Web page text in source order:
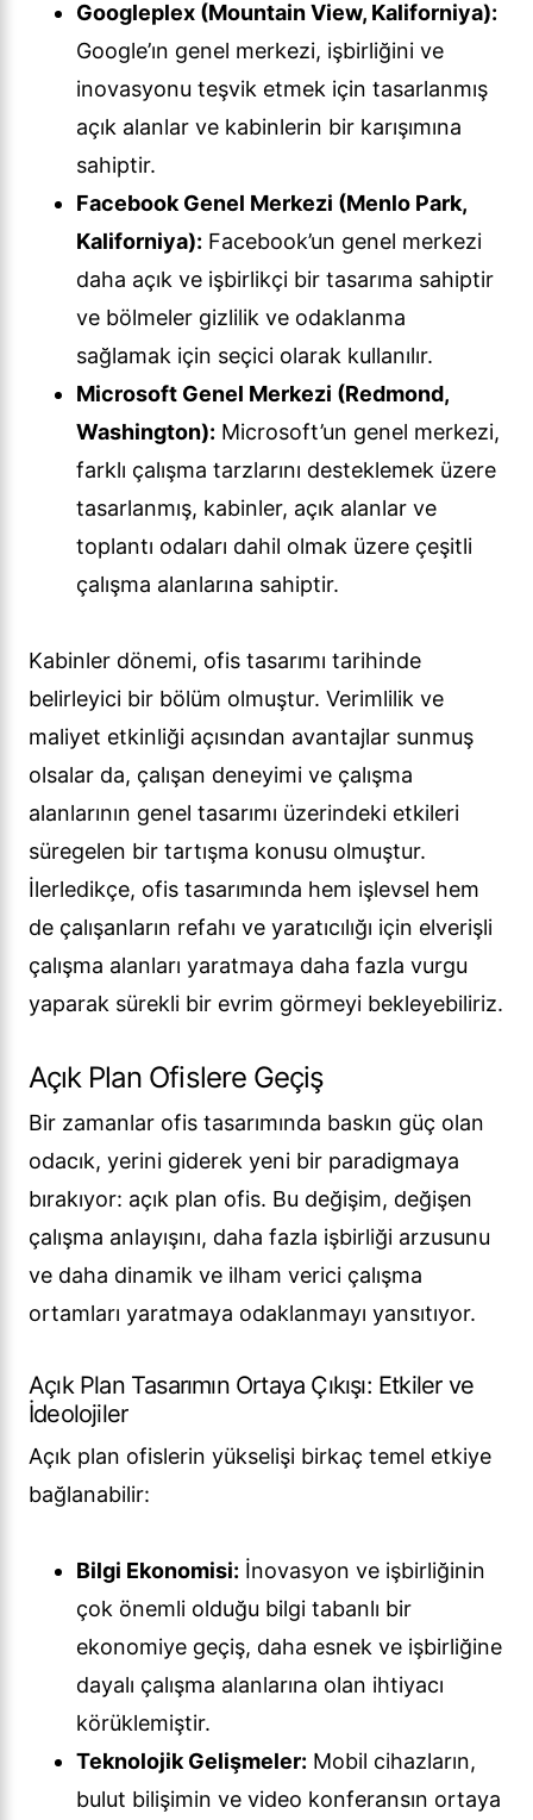
Googleplex (Mountain View, Kaliforniya):
Google’ın genel merkezi, işbirliğini ve
inovasyonu teşvik etmek için tasarlanmış
açık alanlar ve kabinlerin bir karışımına
sahiptir.
Facebook Genel Merkezi (Menlo Park,
Kaliforniya): Facebook’un genel merkezi
daha açık ve işbirlikçi bir tasarıma sahiptir
ve bölmeler gizlilik ve odaklanma
sağlamak için seçici olarak kullanılır.
Microsoft Genel Merkezi (Redmond,
Washington): Microsoft’un genel merkezi,
farklı çalışma tarzlarını desteklemek üzere
tasarlanmış, kabinler, açık alanlar ve
toplantı odaları dahil olmak üzere çeşitli
çalışma alanlarına sahiptir.
Kabinler dönemi, ofis tasarımı tarihinde
belirleyici bir bölüm olmuştur. Verimlilik ve
maliyet etkinliği açısından avantajlar sunmuş
olsalar da, çalışan deneyimi ve çalışma
alanlarının genel tasarımı üzerindeki etkileri
süregelen bir tartışma konusu olmuştur.
İlerledikçe, ofis tasarımında hem işlevsel hem
de çalışanların refahı ve yaratıcılığı için elverişli
çalışma alanları yaratmaya daha fazla vurgu
yaparak sürekli bir evrim görmeyi bekleyebiliriz.
Açık Plan Ofislere Geçiş
Bir zamanlar ofis tasarımında baskın güç olan
odacık, yerini giderek yeni bir paradigmaya
bırakıyor: açık plan ofis. Bu değişim, değişen
çalışma anlayışını, daha fazla işbirliği arzusunu
ve daha dinamik ve ilham verici çalışma
ortamları yaratmaya odaklanmayı yansıtıyor.
Açık Plan Tasarımın Ortaya Çıkışı: Etkiler ve
İdeolojiler
Açık plan ofislerin yükselişi birkaç temel etkiye
bağlanabilir:
Bilgi Ekonomisi: İnovasyon ve işbirliğinin
çok önemli olduğu bilgi tabanlı bir
ekonomiye geçiş, daha esnek ve işbirliğine
dayalı çalışma alanlarına olan ihtiyacı
körüklemiştir.
Teknolojik Gelişmeler: Mobil cihazların,
bulut bilişimin ve video konferansın ortaya